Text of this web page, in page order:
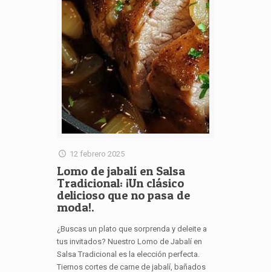
12 febrero 2025
Lomo de jabalí en Salsa
Tradicional: ¡Un clásico
delicioso que no pasa de
moda!.
¿Buscas un plato que sorprenda y deleite a
tus invitados? Nuestro Lomo de Jabalí en
Salsa Tradicional es la elección perfecta.
Tiernos cortes de carne de jabalí, bañados